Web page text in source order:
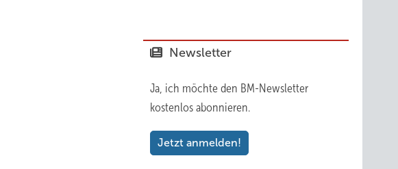
Newsletter
Ja, ich möchte den BM-Newsletter
kostenlos abonnieren.
Jetzt anmelden!